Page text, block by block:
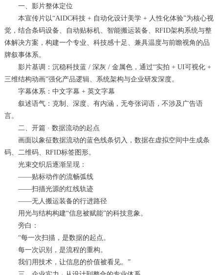
一、影片整体定位
本宣传片以“AIDC科技 + 自动化设计美学 + 人性化体验”为核心视
觉，结合条码设备、自动贴标机、智能搬运装备、RFID架构系统与整
体解决方案，构建一个专业、科技感十足、兼具温度与前瞻视角的品
牌叙事体系。
影片基调：沉稳科技蓝 / 深灰 / 金属色，通过“实拍 + UI可视化 +
三维结构动画”强化产品逻辑、系统架构与企业研发深度。
字幕体系：中文字幕 + 英文字幕
叙述语气：克制、深度、有内涵，无夸张词语，不涉及广告语
言。
二、开篇 · 数据流动的起点
画面以象征数据流动的蓝色线条切入，数据在虚拟空间中生成条
码、二维码、RFID标签图形。
光束交织后逐渐呈现：
——贴标动作的流畅弧线
——扫描光源的红线轨迹
——无人搬运装备的行进路径
用光与结构构建“信息被赋能”的科技意象。
旁白：
“每一次扫描，是数据的起点。
每一次识别，是流程的重构。
我们用技术，让信息的价值被看见。”